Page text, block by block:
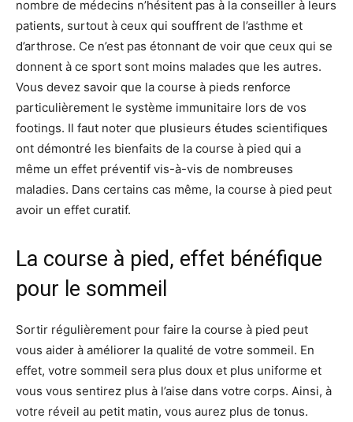
nombre de médecins n’hésitent pas à la conseiller à leurs
patients, surtout à ceux qui souffrent de l’asthme et
d’arthrose. Ce n’est pas étonnant de voir que ceux qui se
donnent à ce sport sont moins malades que les autres.
Vous devez savoir que la course à pieds renforce
particulièrement le système immunitaire lors de vos
footings. Il faut noter que plusieurs études scientifiques
ont démontré les bienfaits de la course à pied qui a
même un effet préventif vis-à-vis de nombreuses
maladies. Dans certains cas même, la course à pied peut
avoir un effet curatif.
La course à pied, effet bénéfique
pour le sommeil
Sortir régulièrement pour faire la course à pied peut
vous aider à améliorer la qualité de votre sommeil. En
effet, votre sommeil sera plus doux et plus uniforme et
vous vous sentirez plus à l’aise dans votre corps. Ainsi, à
votre réveil au petit matin, vous aurez plus de tonus.